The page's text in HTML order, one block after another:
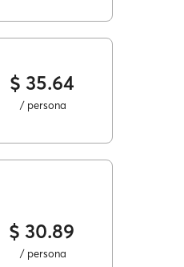
$ 35.64
/ persona
$ 30.89
/ persona